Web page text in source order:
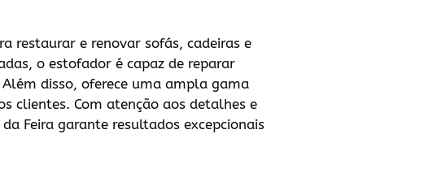
restaurar e renovar sofás, cadeiras e
o estofador é capaz de reparar
disso, oferece uma ampla gama
clientes. Com atenção aos detalhes e
Feira garante resultados excepcionais